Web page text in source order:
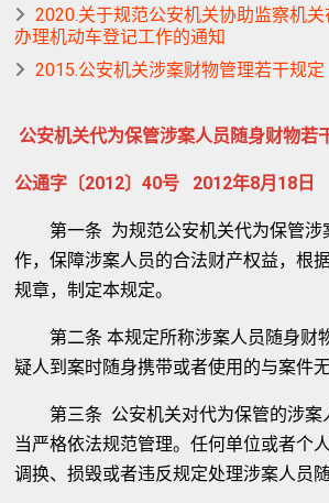
2020.关于规范公安机关协助监察机
办理机动车登记工作的通知
2015.公安机关涉案财物管理若干规定
公安机关代为保管涉案人员随身财物若
公通字〔2012〕40号 2012年8月18日
第一条 为规范公安机关代为保管涉
作，保障涉案人员的合法财产权益，根
规章，制定本规定。
第二条 本规定所称涉案人员随身财
疑人到案时随身携带或者使用的与案件无
第三条 公安机关对代为保管的涉案
当严格依法规范管理。任何单位或者个
调换、损毁或者违反规定处理涉案人员随